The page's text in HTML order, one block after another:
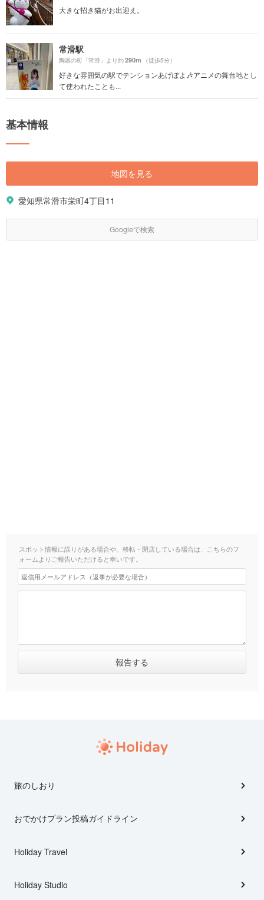
大きな招き猫がお出迎え。
常滑駅
陶器の町「常滑」より約290m （徒歩5分）
好きな雰囲気の駅でテンションあげぽよ🎶アニメの舞台地とし
て使われたことも...
基本情報
地図を見る
愛知県常滑市栄町4丁目11
Googleで検索
スポット情報に誤りがある場合や、移転・閉店している場合は、こちらのフ
ォームよりご報告いただけると幸いです。
旅のしおり
おでかけプラン投稿ガイドライン
Holiday Travel
Holiday Studio